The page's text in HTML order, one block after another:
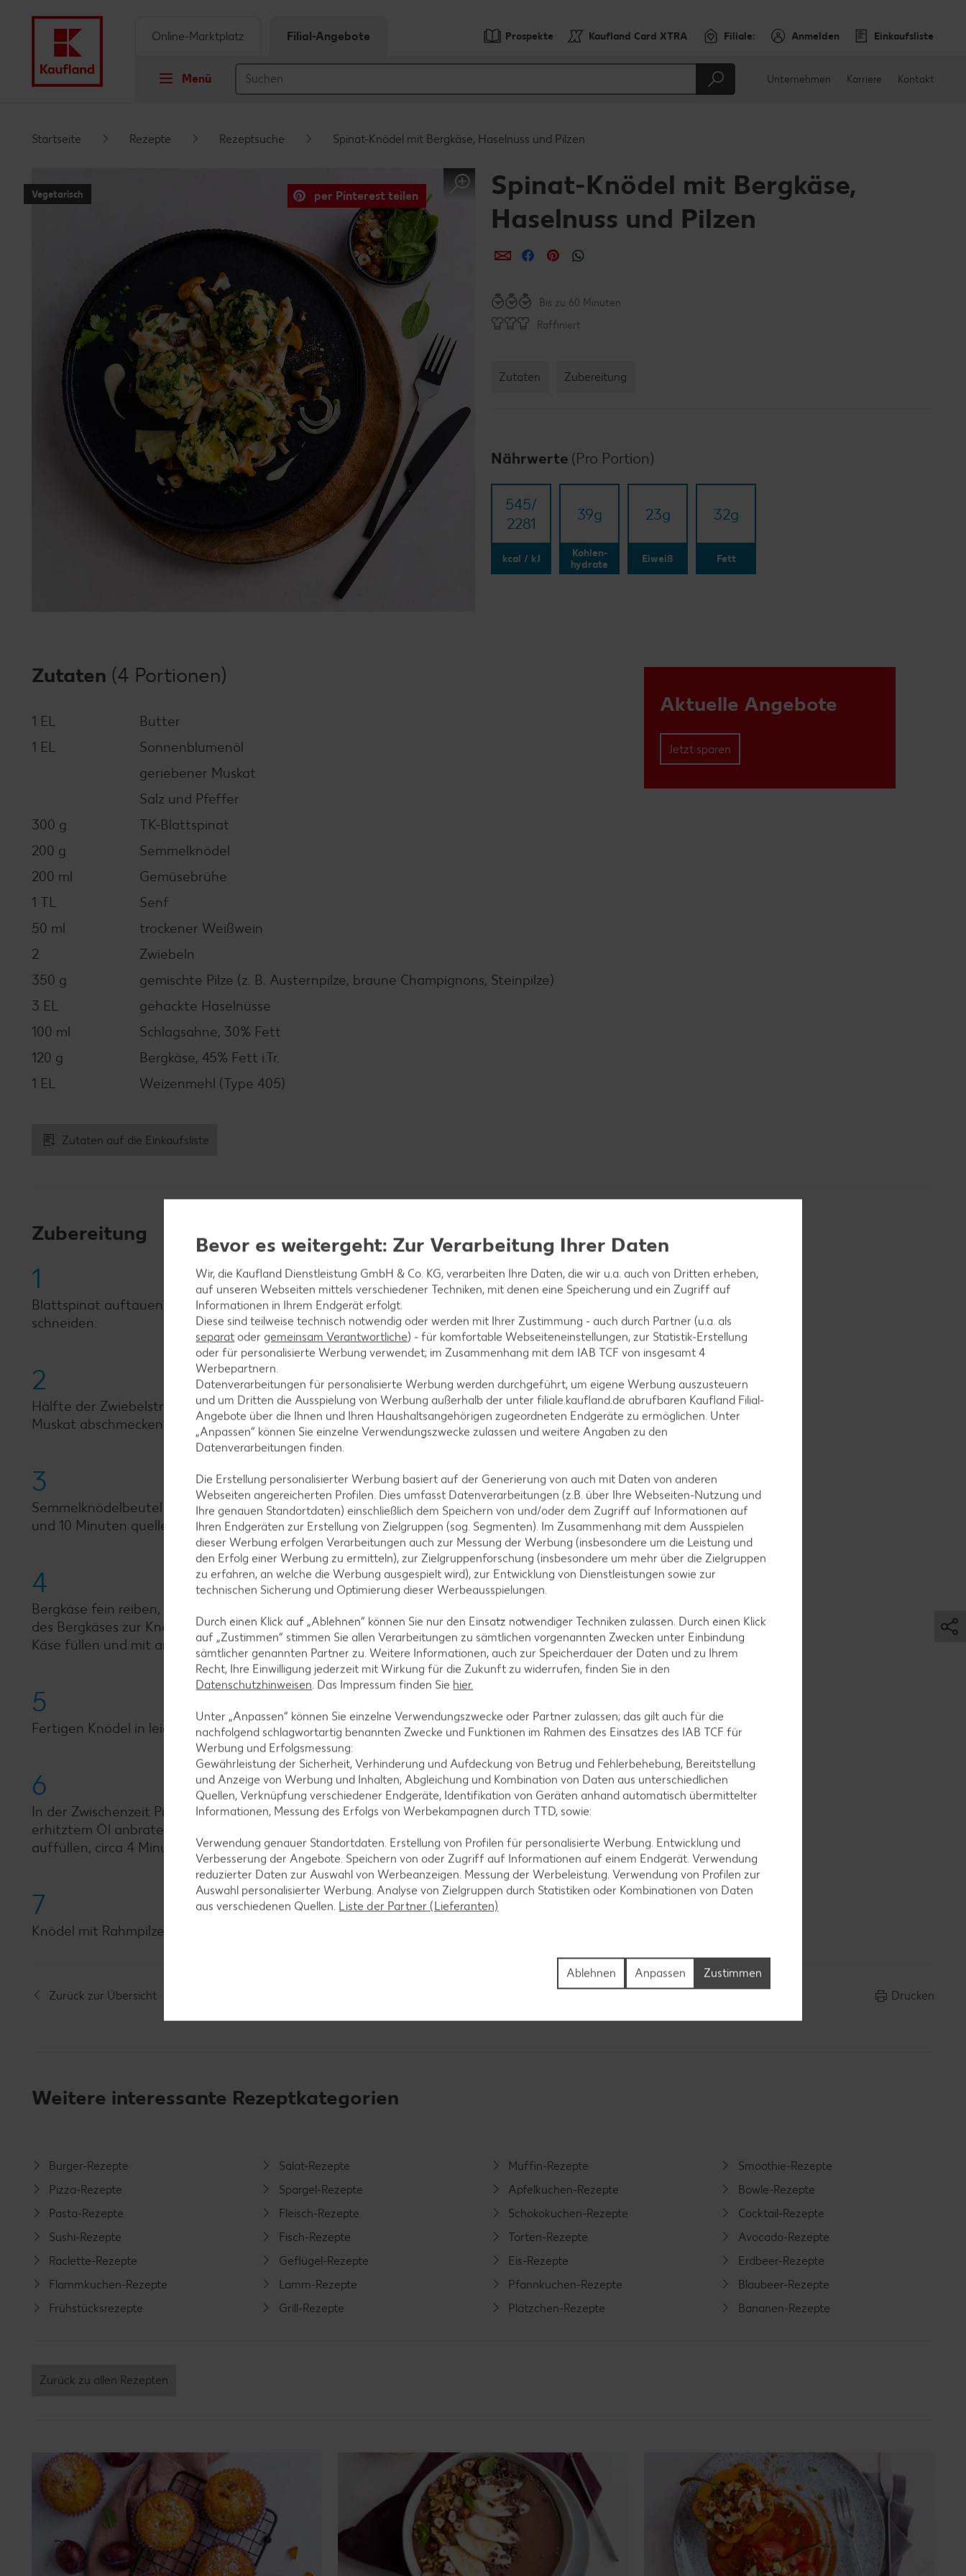
Footer
Schwebender Seitenbereich
Prospekte Kaufland Card XTRA Filiale: Anmelden Einkaufsliste
Menü
Online-Marktplatz Filial-Angebote
Unternehmen Karriere Kontakt
Startseite Rezepte Rezeptsuche Spinat-Knödel mit Bergkäse, Haselnuss und Pilzen
Vegetarisch per Pinterest teilen
Spinat-Knödel mit Bergkäse,
Haselnuss und Pilzen
per E-Mail teilen
per Facebook teilen
per Pinterest teilen
Bis zu 60 Minuten
Raffiniert
Zutaten Zubereitung
Nährwerte (Pro Portion)
545/​
2281
kcal / kJ
39g
Kohlen-
hydrate
23g
Eiweiß
32g
Fett
Aktuelle Angebote
Jetzt sparen
Zutaten (4 Portionen)
1 EL
Butter
1 EL
Sonnenblumenöl
geriebener Muskat
Salz und Pfeffer
300 g
TK-Blattspinat
200 g
Semmelknödel
200 ml
Gemüsebrühe
1 TL
Senf
50 ml
trockener Weißwein
2
Zwiebeln
350 g
gemischte Pilze (z. B. Austernpilze, braune Champignons, Steinpilze)
3 EL
gehackte Haselnüsse
100 ml
Schlagsahne, 30% Fett
120 g
Bergkäse, 45% Fett i.Tr.
1 EL
Weizenmehl (Type 405)
Zutaten auf die Einkaufsliste
Zubereitung
1
Blattspinat auftauen lassen, gut ausdrücken und grob hacken. Zwiebeln abziehen und in feine Streifen
schneiden.
2
Hälfte der Zwiebelstreifen in Butter 2 Minuten anschwitzen, Spinat zugeben und mit Salz, Pfeffer und
Muskat abschmecken.
3
Semmelknödelbeutel öffnen, den Inhalt in eine Schüssel geben, mit 300 Milliliter kaltem Wasser übergießen
und 10 Minuten quellen lassen. Dabei gelegentlich umrühren.
4
Bergkäse fein reiben, Haselnüsse in einer beschichteten Pfanne goldbraun rösten und mit Spinat sowie 2/3
des Bergkäses zur Knödelmasse geben. Masse gut durchkneten, in 8 Stücke portionieren, mit dem restlichen
Käse füllen und mit angefeuchteten Händen zu Knödeln formen.
5
Fertigen Knödel in leicht siedendem Salzwasser 15 Minuten garziehen.
6
In der Zwischenzeit Pilze putzen, in mundgerechte Stücke schneiden, mit den restlichen Zwiebelstreifen in
erhitztem Öl anbraten, Senf zugeben, mit Mehl bestäuben und mit Weißwein ablöschen. Mit Brühe
auffüllen, circa 4 Minuten köcheln lassen, Sahne angießen, aufkochen und mit Salz und Pfeffer abschmecken.
7
Knödel mit Rahmpilzen auf 4 Tellern verteilen und nach Belieben mit gehackten Kräutern bestreut servieren.
Zurück zur Übersicht Drucken
Weitere interessante Rezeptkategorien
Burger-Rezepte
Pizza-Rezepte
Pasta-Rezepte
Sushi-Rezepte
Raclette-Rezepte
Flammkuchen-Rezepte
Frühstücksrezepte
Salat-Rezepte
Spargel-Rezepte
Fleisch-Rezepte
Fisch-Rezepte
Geflügel-Rezepte
Lamm-Rezepte
Grill-Rezepte
Muffin-Rezepte
Apfelkuchen-Rezepte
Schokokuchen-Rezepte
Torten-Rezepte
Eis-Rezepte
Pfannkuchen-Rezepte
Plätzchen-Rezepte
Smoothie-Rezepte
Bowle-Rezepte
Cocktail-Rezepte
Avocado-Rezepte
Erdbeer-Rezepte
Blaubeer-Rezepte
Bananen-Rezepte
Zurück zu allen Rezepten
Bevor es weitergeht: Zur Verarbeitung Ihrer Daten
Wir, die Kaufland Dienstleistung GmbH & Co. KG, verarbeiten Ihre Daten, die wir u.a. auch von Dritten erheben,
auf unseren Webseiten mittels verschiedener Techniken, mit denen eine Speicherung und ein Zugriff auf
Informationen in Ihrem Endgerät erfolgt.
Diese sind teilweise technisch notwendig oder werden mit Ihrer Zustimmung - auch durch Partner (u.a. als
separat oder gemeinsam Verantwortliche) - für komfortable Webseiteneinstellungen, zur Statistik-Erstellung
oder für personalisierte Werbung verwendet; im Zusammenhang mit dem IAB TCF von insgesamt4
Werbepartnern.
Datenverarbeitungen für personalisierte Werbung werden durchgeführt, um eigene Werbung auszusteuern
und um Dritten die Ausspielung von Werbung außerhalb der unter filiale.kaufland.de abrufbaren Kaufland Filial-
Angebote über die Ihnen und Ihren Haushaltsangehörigen zugeordneten Endgeräte zu ermöglichen. Unter
„Anpassen“ können Sie einzelne Verwendungszwecke zulassen und weitere Angaben zu den
Datenverarbeitungen finden.
Die Erstellung personalisierter Werbung basiert auf der Generierung von auch mit Daten von anderen
Webseiten angereicherten Profilen. Dies umfasst Datenverarbeitungen (z.B. über Ihre Webseiten-Nutzung und
Ihre genauen Standortdaten) einschließlich dem Speichern von und/oder dem Zugriff auf Informationen auf
Ihren Endgeräten zur Erstellung von Zielgruppen (sog. Segmenten). Im Zusammenhang mit dem Ausspielen
dieser Werbung erfolgen Verarbeitungen auch zur Messung der Werbung (insbesondere um die Leistung und
den Erfolg einer Werbung zu ermitteln), zur Zielgruppenforschung (insbesondere um mehr über die Zielgruppen
zu erfahren, an welche die Werbung ausgespielt wird), zur Entwicklung von Dienstleistungen sowie zur
technischen Sicherung und Optimierung dieser Werbeausspielungen.
Durch einen Klick auf „Ablehnen“ können Sie nur den Einsatz notwendiger Techniken zulassen. Durch einen Klick
auf „Zustimmen“ stimmen Sie allen Verarbeitungen zu sämtlichen vorgenannten Zwecken unter Einbindung
sämtlicher genannten Partner zu. Weitere Informationen, auch zur Speicherdauer der Daten und zu Ihrem
Recht, Ihre Einwilligung jederzeit mit Wirkung für die Zukunft zu widerrufen, finden Sie in den
Datenschutzhinweisen. Das Impressum finden Sie hier.
Unter „Anpassen“ können Sie einzelne Verwendungszwecke oder Partner zulassen; das gilt auch für die
nachfolgend schlagwortartig benannten Zwecke und Funktionen im Rahmen des Einsatzes des IAB TCF für
Werbung und Erfolgsmessung:
Gewährleistung der Sicherheit, Verhinderung und Aufdeckung von Betrug und Fehlerbehebung, Bereitstellung
und Anzeige von Werbung und Inhalten, Abgleichung und Kombination von Daten aus unterschiedlichen
Quellen, Verknüpfung verschiedener Endgeräte, Identifikation von Geräten anhand automatisch übermittelter
Informationen, Messung des Erfolgs von Werbekampagnen durch TTD, sowie:
Verwendung genauer Standortdaten. Erstellung von Profilen für personalisierte Werbung. Entwicklung und
Verbesserung der Angebote. Speichern von oder Zugriff auf Informationen auf einem Endgerät. Verwendung
reduzierter Daten zur Auswahl von Werbeanzeigen. Messung der Werbeleistung. Verwendung von Profilen zur
Auswahl personalisierter Werbung. Analyse von Zielgruppen durch Statistiken oder Kombinationen von Daten
aus verschiedenen Quellen. Liste der Partner (Lieferanten)
Zustimmen
Anpassen
Ablehnen